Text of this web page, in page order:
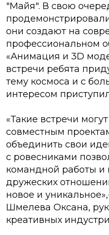
"Майя". В свою
они создают на
профессиональном
«Анимация и 3D
встречи ребята
тему космоса и с
интересом
«Такие встречи
совместным
объединить свои
с ровесниками
командной работы и
дружеских
новое и
Шмелева Оксана,
креативных